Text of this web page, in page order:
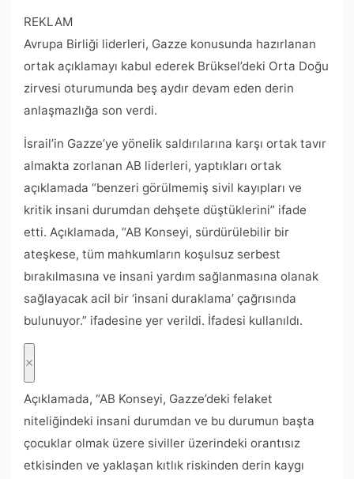
REKLAM
Avrupa Birliği liderleri, Gazze konusunda hazırlanan
ortak açıklamayı kabul ederek Brüksel’deki Orta Doğu
zirvesi oturumunda beş aydır devam eden derin
anlaşmazlığa son verdi.
İsrail’in Gazze’ye yönelik saldırılarına karşı ortak tavır
almakta zorlanan AB liderleri, yaptıkları ortak
açıklamada “benzeri görülmemiş sivil kayıpları ve
kritik insani durumdan dehşete düştüklerini” ifade
etti. Açıklamada, “AB Konseyi, sürdürülebilir bir
ateşkese, tüm mahkumların koşulsuz serbest
bırakılmasına ve insani yardım sağlanmasına olanak
sağlayacak acil bir ‘insani duraklama’ çağrısında
bulunuyor.” ifadesine yer verildi. İfadesi kullanıldı.
Açıklamada, “AB Konseyi, Gazze’deki felaket
niteliğindeki insani durumdan ve bu durumun başta
çocuklar olmak üzere siviller üzerindeki orantısız
etkisinden ve yaklaşan kıtlık riskinden derin kaygı